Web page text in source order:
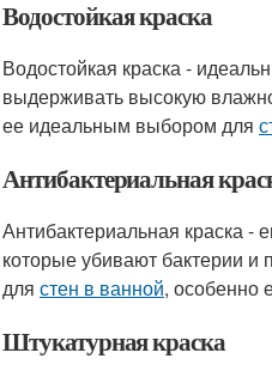
Водостойкая краска
Водостойкая краска -
выдерживать высокую
ее идеальным выбором для
Антибактериальная
Антибактериальная краска
которые убивают бактерии
для стен в ванной, особенно
Штукатурная краска